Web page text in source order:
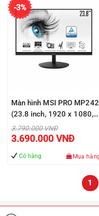
-3%
Màn hình MSI PRO MP242
(23.8 inch, 1920 x 1080,
75Hz, IPS, 5ms)
3.790.000VNĐ
Giá
gốc
là:
3.690.000 VNĐGiá
hiện
là:
Có hàng Mua
1